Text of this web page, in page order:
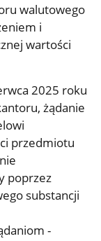
walutowego
i
wartości
2025 roku
żądanie
przedmiotu
poprzez
substancji
-